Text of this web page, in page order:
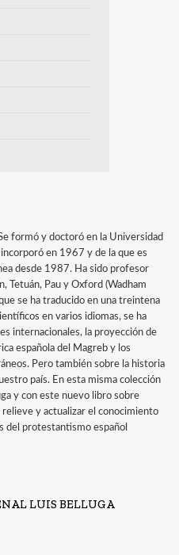
formó y doctoró en la Universidad
en 1967 y de la que es
desde 1987. Ha sido profesor
Tetuán, Pau y Oxford (Wadham
se ha traducido en una treintena
en varios idiomas, se ha
internacionales, la proyección de
española del Magreb y los
Pero también sobre la historia
país. En esta misma colección
y con este nuevo libro sobre
y actualizar el conocimiento
del protestantismo español
LUIS BELLUGA